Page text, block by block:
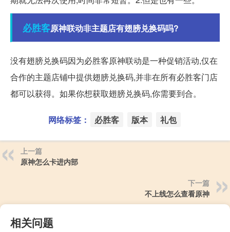
必胜客原神联动非主题店有翅膀兑换码吗?
没有翅膀兑换码因为必胜客原神联动是一种促销活动,仅在
合作的主题店铺中提供翅膀兑换码,并非在所有必胜客门店
都可以获得。如果你想获取翅膀兑换码,你需要到合。
网络标签： 必胜客 版本 礼包
上一篇
原神怎么卡进内部
下一篇
不上线怎么查看原神
相关问题